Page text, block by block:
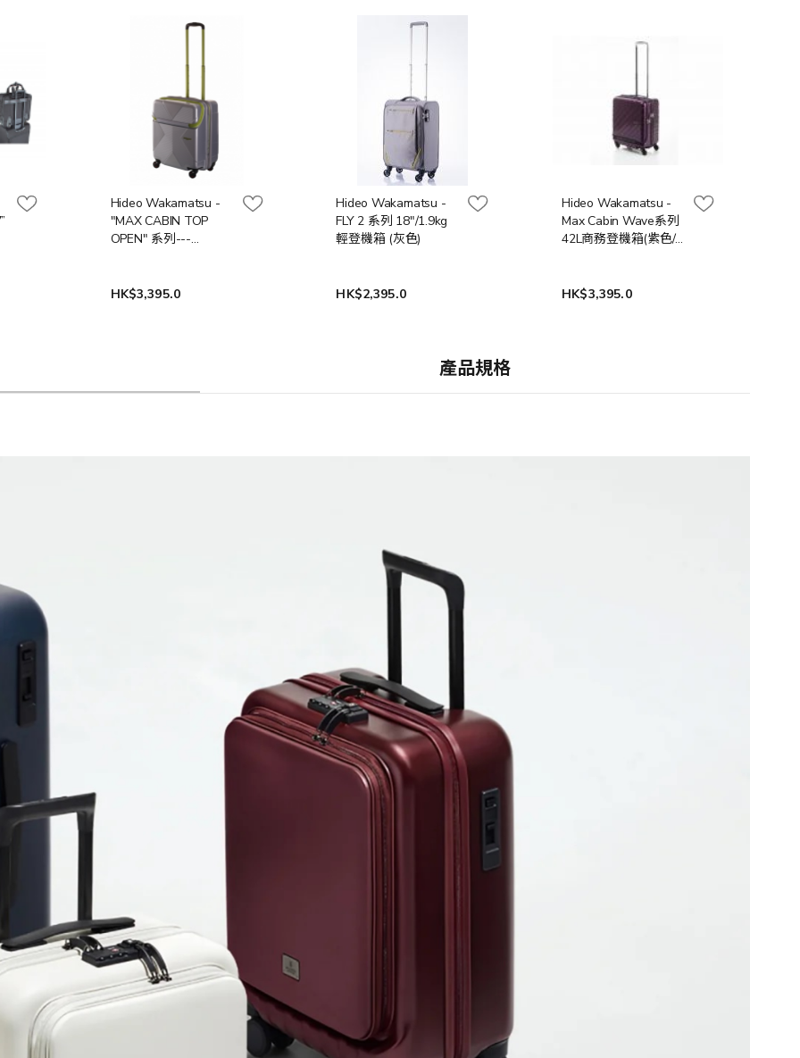
Hideo Wakamatsu -
"MAX CABIN TOP
OPEN" 系列---
紫色)
HK$3,395.0
Hideo Wakamatsu -
FLY 2 系列 18"/1.9kg
輕登機箱 (灰色)
HK$2,395.0
Hideo Wakamatsu -
Max Cabin Wave系列
42L商務登機箱(紫色/
HK$3,395.0
產品規格